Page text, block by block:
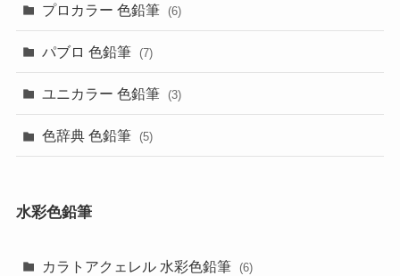
プロカラー 色鉛筆 (6)
パブロ 色鉛筆 (7)
ユニカラー 色鉛筆 (3)
色辞典 色鉛筆 (5)
水彩色鉛筆
カラトアクェレル 水彩色鉛筆 (6)